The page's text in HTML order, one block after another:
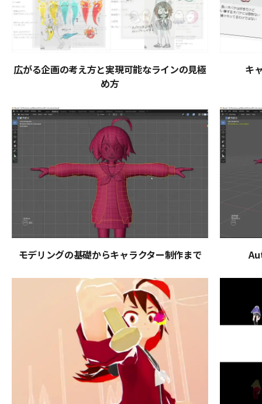
広がる企画の考え方と実現可能なラインの見極
め方
キ
モデリングの基礎からキャラクター制作まで